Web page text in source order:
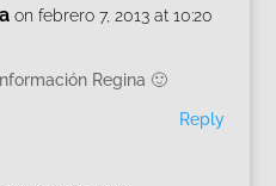
on febrero 7, 2013 at 10:20
Regina 🙂
Reply